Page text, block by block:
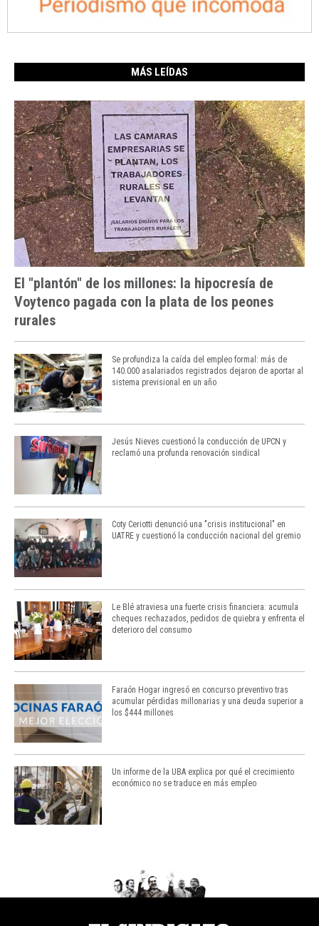
MÁS LEÍDAS
El "plantón" de los millones: la hipocresía de
Voytenco pagada con la plata de los peones
rurales
Se profundiza la caída del empleo formal: más de
140.000 asalariados registrados dejaron de aportar al
sistema previsional en un año
Jesús Nieves cuestionó la conducción de UPCN y
reclamó una profunda renovación sindical
Coty Ceriotti denunció una "crisis institucional" en
UATRE y cuestionó la conducción nacional del gremio
Le Blé atraviesa una fuerte crisis financiera: acumula
cheques rechazados, pedidos de quiebra y enfrenta el
deterioro del consumo
Faraón Hogar ingresó en concurso preventivo tras
acumular pérdidas millonarias y una deuda superior a
los $444 millones
Un informe de la UBA explica por qué el crecimiento
económico no se traduce en más empleo